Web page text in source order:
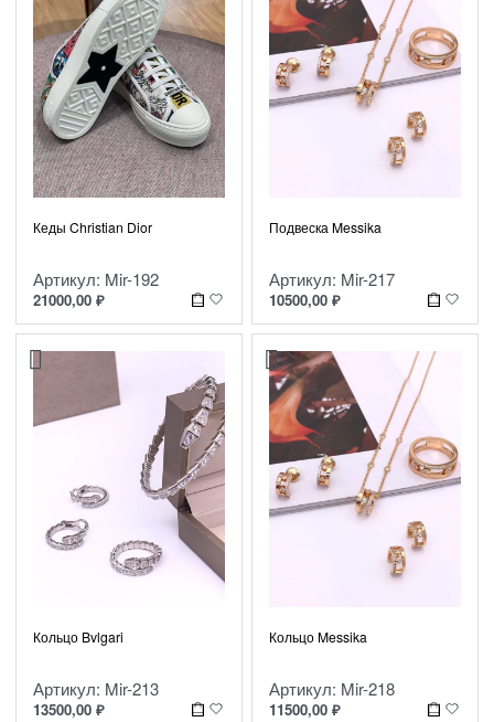
Кеды Christian Dior
Артикул: Mir-192
21000,00 ₽
Подвеска Messika
Артикул: Mir-217
10500,00 ₽
Кольцо Bvlgari
Артикул: Mir-213
13500,00 ₽
Кольцо Messika
Артикул: Mir-218
11500,00 ₽